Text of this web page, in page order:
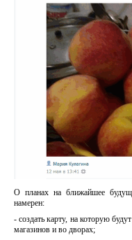
О планах на ближайшее
намерен:
- создать карту, на которую
магазинов и во дворах;